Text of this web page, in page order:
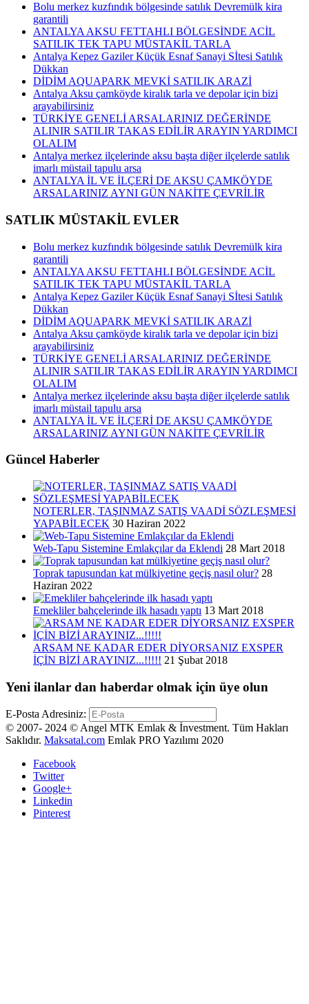
Bolu merkez kuzfındık bölgesinde satılık Devremülk kira
garantili
ANTALYA AKSU FETTAHLI BÖLGESİNDE ACİL
SATILIK TEK TAPU MÜSTAKİL TARLA
Antalya Kepez Gaziler Küçük Esnaf Sanayi Sİtesi Satılık
Dükkan
DİDİM AQUAPARK MEVKİ SATILIK ARAZİ
Antalya Aksu çamköyde kiralık tarla ve depolar için bizi
arayabilirsiniz
TÜRKİYE GENELİ ARSALARINIZ DEĞERİNDE
ALINIR SATILIR TAKAS EDİLİR ARAYIN YARDIMCI
OLALIM
Antalya merkez ilçelerinde aksu başta diğer ilçelerde satılık
imarlı müstail tapulu arsa
ANTALYA İL VE İLÇERİ DE AKSU ÇAMKÖYDE
ARSALARINIZ AYNI GÜN NAKİTE ÇEVRİLİR
SATLIK MÜSTAKİL EVLER
Bolu merkez kuzfındık bölgesinde satılık Devremülk kira
garantili
ANTALYA AKSU FETTAHLI BÖLGESİNDE ACİL
SATILIK TEK TAPU MÜSTAKİL TARLA
Antalya Kepez Gaziler Küçük Esnaf Sanayi Sİtesi Satılık
Dükkan
DİDİM AQUAPARK MEVKİ SATILIK ARAZİ
Antalya Aksu çamköyde kiralık tarla ve depolar için bizi
arayabilirsiniz
TÜRKİYE GENELİ ARSALARINIZ DEĞERİNDE
ALINIR SATILIR TAKAS EDİLİR ARAYIN YARDIMCI
OLALIM
Antalya merkez ilçelerinde aksu başta diğer ilçelerde satılık
imarlı müstail tapulu arsa
ANTALYA İL VE İLÇERİ DE AKSU ÇAMKÖYDE
ARSALARINIZ AYNI GÜN NAKİTE ÇEVRİLİR
Güncel Haberler
NOTERLER, TAŞINMAZ SATIŞ VAADİ SÖZLEŞMESİ
YAPABİLECEK 30 Haziran 2022
Web-Tapu Sistemine Emlakçılar da Eklendi 28 Mart 2018
Toprak tapusundan kat mülkiyetine geçiş nasıl olur? 28
Haziran 2022
Emekliler bahçelerinde ilk hasadı yaptı 13 Mart 2018
ARSAM NE KADAR EDER DİYORSANIZ EXSPER
İÇİN BİZİ ARAYINIZ...!!!!! 21 Şubat 2018
Yeni ilanlar dan haberdar olmak için üye olun
E-Posta Adresiniz:
© 2007- 2024 © Angel MTK Emlak & İnvestment. Tüm Hakları
Saklıdır. Maksatal.com Emlak PRO Yazılımı 2020
Facebook
Twitter
Google+
Linkedin
Pinterest